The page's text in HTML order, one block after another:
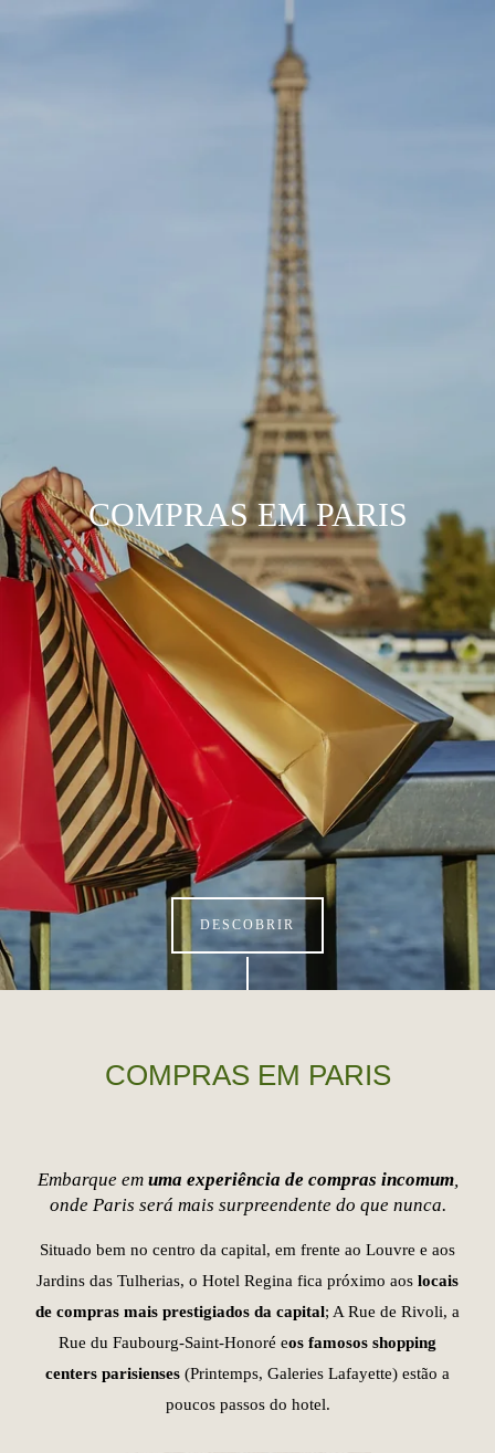
COMPRAS EM PARIS
DESCOBRIR
COMPRAS EM PARIS
Embarque em uma experiência de compras incomum,
onde Paris será mais surpreendente do que nunca.
Situado bem no centro da capital, em frente ao Louvre e aos
Jardins das Tulherias, o Hotel Regina fica próximo aos locais
de compras mais prestigiados da capital; A Rue de Rivoli, a
Rue du Faubourg-Saint-Honoré eos famosos shopping
centers parisienses (Printemps, Galeries Lafayette) estão a
poucos passos do hotel.